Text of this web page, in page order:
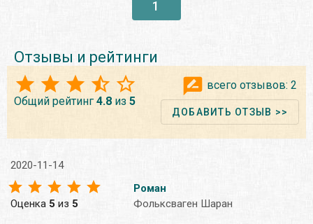
1
Отзывы и рейтинги
Общий рейтинг 4.8 из 5
всего отзывов: 2
ДОБАВИТЬ ОТЗЫВ >>
2020-11-14
Оценка 5 из 5
Роман
Фольксваген Шаран